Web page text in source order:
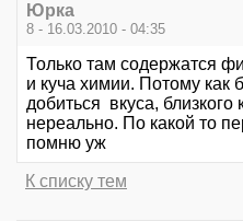
Юрка
8 - 16.03.2010 - 04:35
Только там содержатся
и куча химии. Потому как
добиться вкуса,
нереально. По какой то
помню уж
К списку тем